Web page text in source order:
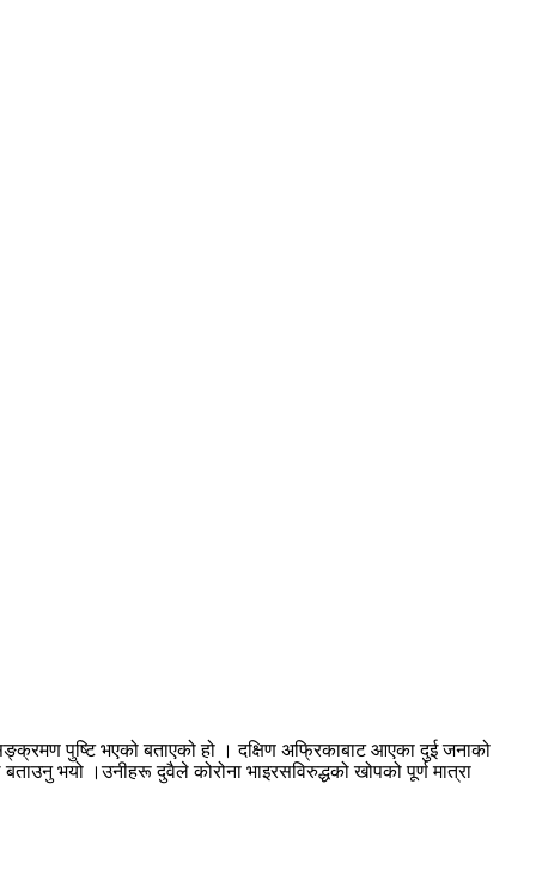
पुष्टि भएको बताएको हो । दक्षिण अफ्रिकाबाट आएका दुई जनाको
भयो ।उनीहरू दुवैले कोरोना भाइरसविरुद्धको खोपको पूर्ण मात्रा